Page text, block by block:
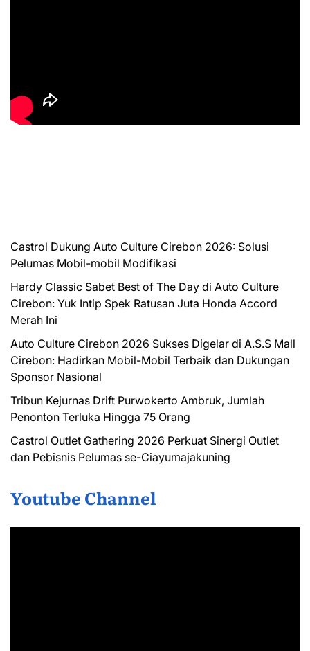
Castrol Dukung Auto Culture Cirebon 2026: Solusi
Pelumas Mobil-mobil Modifikasi
Hardy Classic Sabet Best of The Day di Auto Culture
Cirebon: Yuk Intip Spek Ratusan Juta Honda Accord
Merah Ini
Auto Culture Cirebon 2026 Sukses Digelar di A.S.S Mall
Cirebon: Hadirkan Mobil-Mobil Terbaik dan Dukungan
Sponsor Nasional
Tribun Kejurnas Drift Purwokerto Ambruk, Jumlah
Penonton Terluka Hingga 75 Orang
Castrol Outlet Gathering 2026 Perkuat Sinergi Outlet
dan Pebisnis Pelumas se-Ciayumajakuning
Youtube Channel